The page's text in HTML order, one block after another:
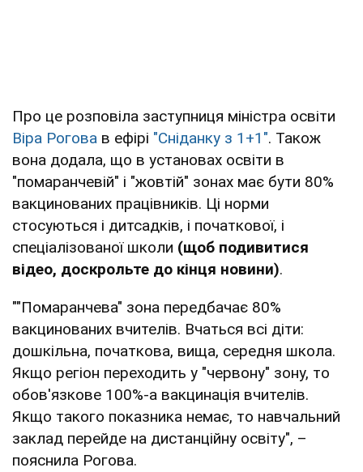
Про це розповіла заступниця міністра освіти
Віра Рогова в ефірі "Сніданку з 1+1". Також
вона додала, що в установах освіти в
"помаранчевій" і "жовтій" зонах має бути 80%
вакцинованих працівників. Ці норми
стосуються і дитсадків, і початкової, і
спеціалізованої школи (щоб подивитися
відео, доскрольте до кінця новини).
""Помаранчева" зона передбачає 80%
вакцинованих вчителів. Вчаться всі діти:
дошкільна, початкова, вища, середня школа.
Якщо регіон переходить у "червону" зону, то
обов'язкове 100%-а вакцинація вчителів.
Якщо такого показника немає, то навчальний
заклад перейде на дистанційну освіту", –
пояснила Рогова.